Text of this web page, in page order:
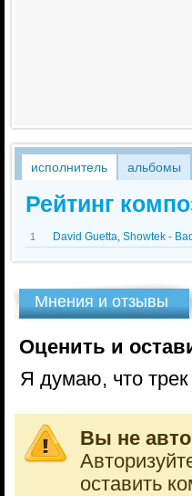
исполнитель альбомы
Рейтинг
1 David Guetta, Showtek -
Мнения и отзывы
Оценить и
Я думаю, что трек
Вы не
оставить